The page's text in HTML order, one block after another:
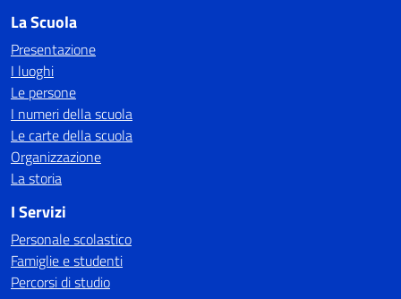
La Scuola
Presentazione
I luoghi
Le persone
I numeri della scuola
Le carte della scuola
Organizzazione
La storia
I Servizi
Personale scolastico
Famiglie e studenti
Percorsi di studio